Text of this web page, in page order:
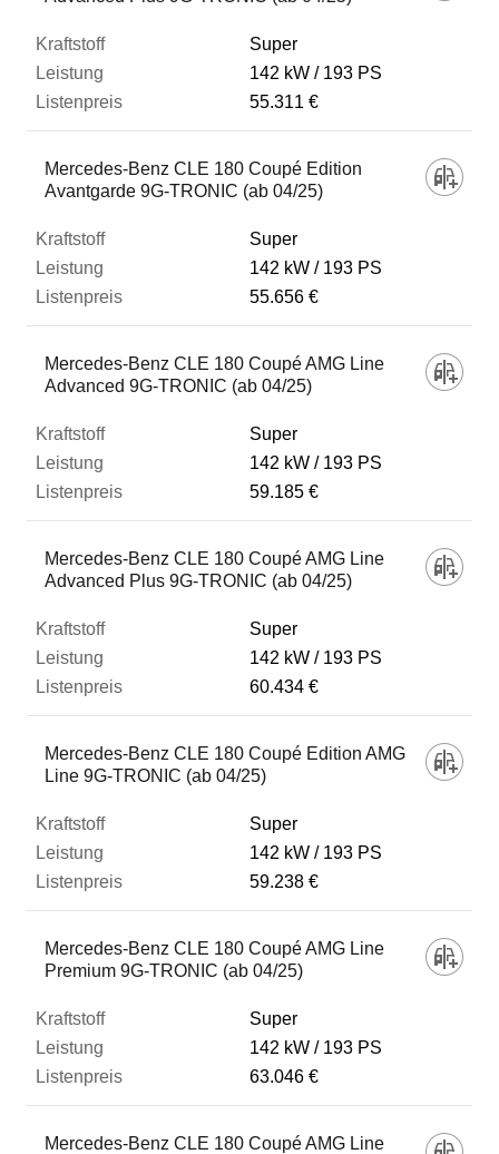
Super
142 kW
193 PS
55.311 €
Mercedes-Benz CLE 180 Coupé Edition
Avantgarde 9G-TRONIC (ab 04/25)
Super
142 kW
193 PS
55.656 €
Mercedes-Benz CLE 180 Coupé AMG Line
Advanced 9G-TRONIC (ab 04/25)
Super
142 kW
193 PS
59.185 €
Mercedes-Benz CLE 180 Coupé AMG Line
Advanced Plus 9G-TRONIC (ab 04/25)
Super
142 kW
193 PS
60.434 €
Mercedes-Benz CLE 180 Coupé Edition AMG
Line 9G-TRONIC (ab 04/25)
Super
142 kW
193 PS
59.238 €
Mercedes-Benz CLE 180 Coupé AMG Line
Premium 9G-TRONIC (ab 04/25)
Super
142 kW
193 PS
63.046 €
Mercedes-Benz CLE 180 Coupé AMG Line